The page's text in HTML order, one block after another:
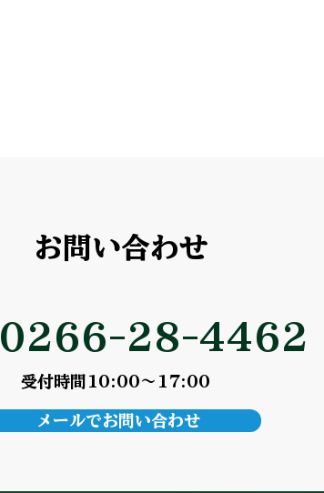
お問い合わせ
0266-28-4462
受付時間10:00～17:00
メールでお問い合わせ